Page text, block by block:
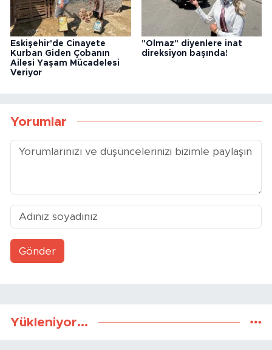
Eskişehir'de Cinayete
Kurban Giden Çobanın
Ailesi Yaşam Mücadelesi
Veriyor
"Olmaz" diyenlere inat
direksiyon başında!
Yorumlar
Gönder
Yükleniyor...